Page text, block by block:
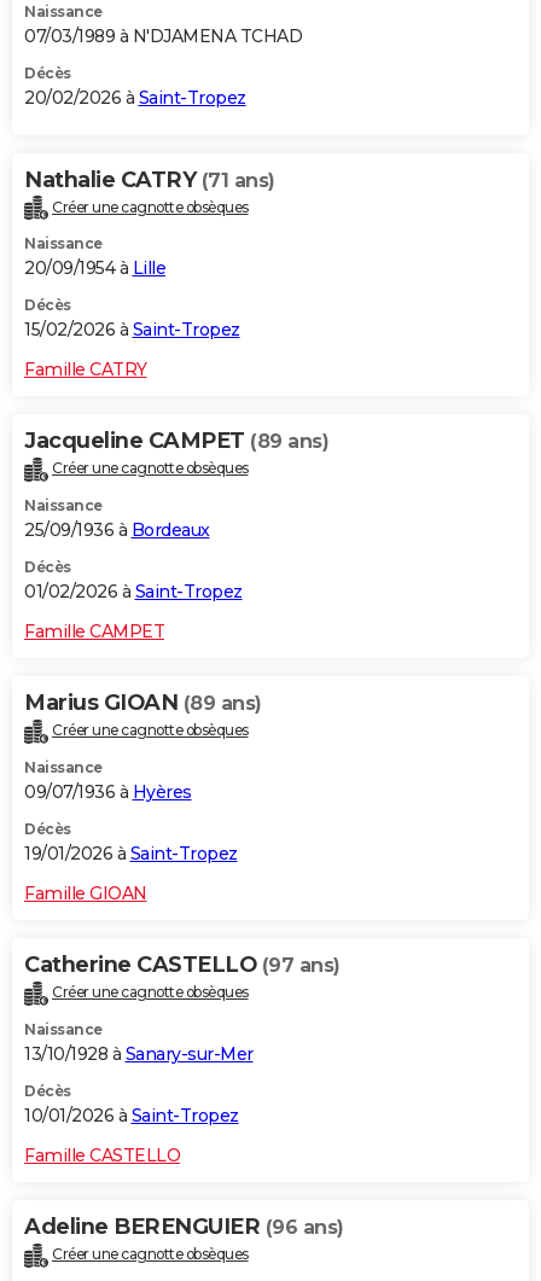
Naissance
07/03/1989 à N'DJAMENA TCHAD
Décès
20/02/2026 à Saint-Tropez
Nathalie CATRY (71 ans)
Créer une cagnotte obsèques
Naissance
20/09/1954 à Lille
Décès
15/02/2026 à Saint-Tropez
Famille CATRY
Jacqueline CAMPET (89 ans)
Créer une cagnotte obsèques
Naissance
25/09/1936 à Bordeaux
Décès
01/02/2026 à Saint-Tropez
Famille CAMPET
Marius GIOAN (89 ans)
Créer une cagnotte obsèques
Naissance
09/07/1936 à Hyères
Décès
19/01/2026 à Saint-Tropez
Famille GIOAN
Catherine CASTELLO (97 ans)
Créer une cagnotte obsèques
Naissance
13/10/1928 à Sanary-sur-Mer
Décès
10/01/2026 à Saint-Tropez
Famille CASTELLO
Adeline BERENGUIER (96 ans)
Créer une cagnotte obsèques